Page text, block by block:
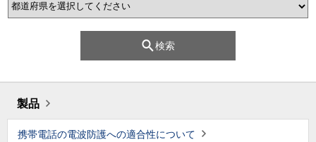
検索
製品
携帯電話の電波防護への適合性について